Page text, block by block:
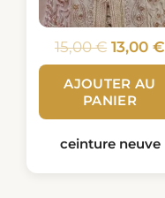
15,00€ 13,00 €
AJOUTER AU
PANIER
ceinture neuve